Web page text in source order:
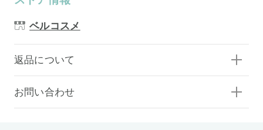
ベルコスメ
返品について
お問い合わせ